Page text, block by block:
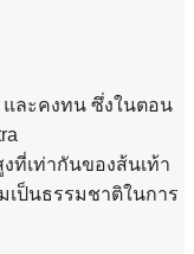
และคงทน ซึ่งในตอน
งที่เท่ากันของส้นเท้า
เป็นธรรมชาติในการ